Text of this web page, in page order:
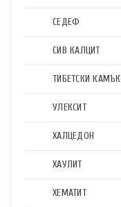
СЕДЕФ
СИВ КАЛЦИТ
ТИБЕТСКИ КАМЪК
УЛЕКСИТ
ХАЛЦЕДОН
ХАУЛИТ
ХЕМАТИТ